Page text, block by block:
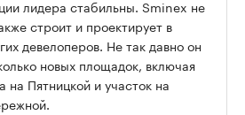
лидера стабильны. Sminex не
строит и проектирует в
девелоперов. Не так давно он
новых площадок, включая
Пятницкой и участок на